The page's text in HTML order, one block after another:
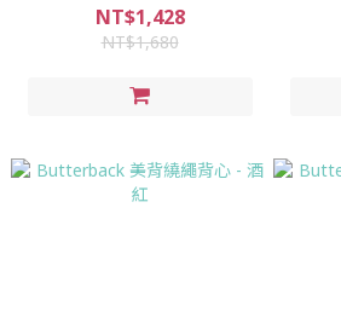
NT$1,428
NT$1,680